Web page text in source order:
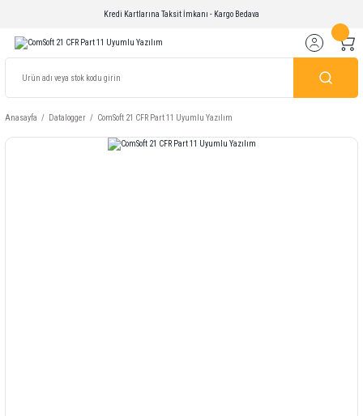
Kredi Kartlarına Taksit İmkanı - Kargo Bedava
Anasayfa Datalogger ComSoft 21 CFR Part 11 Uyumlu Yazılım